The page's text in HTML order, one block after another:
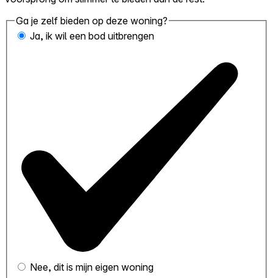
Ga je zelf bieden op deze woning?
Ja, ik wil een bod uitbrengen
Nee, dit is mijn eigen woning